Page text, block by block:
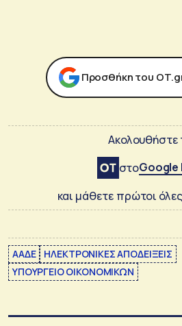
Προσθήκη του
Ακολουθήστε
στοGoogle
και μάθετε πρώτοι
ΑΑΔΕ
ΗΛΕΚΤΡΟΝΙΚΕΣ ΑΠΟΔΕΙΞΕΙΣ
ΥΠΟΥΡΓΕΙΟ ΟΙΚΟΝΟΜΙΚΩΝ